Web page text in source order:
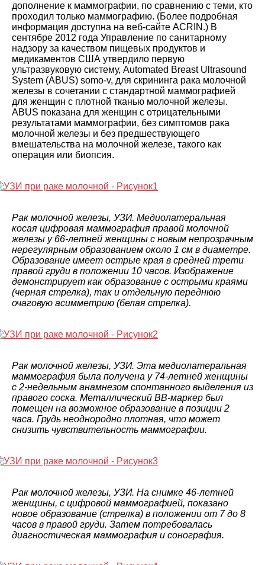
дополнение к маммографии, по сравнению с теми, кто
проходил только маммографию. (Более подробная
информация доступна на веб-сайте ACRIN.) В
сентябре 2012 года Управление по санитарному
надзору за качеством пищевых продуктов и
медикаментов США утвердило первую
ультразвуковую систему, Automated Breast Ultrasound
System (ABUS) somo-v, для скрининга рака молочной
железы в сочетании с стандартной маммографией
для женщин с плотной тканью молочной железы.
ABUS показана для женщин с отрицательными
результатами маммографии, без симптомов рака
молочной железы и без предшествующего
вмешательства на молочной железе, такого как
операция или биопсия.
Рак молочной железы, УЗИ. Медиолатеральная
косая цифровая маммография правой молочной
железы у 66-летней женщины с новым непрозрачным
нерегулярным образованием около 1 см в диаметре.
Образование имеет острые края в средней трети
правой груди в положении 10 часов. Изображение
демонстрирует как образование с острыми краями
(черная стрелка), так и отдельную переднюю
очаговую асимметрию (белая стрелка).
Рак молочной железы, УЗИ. Эта медиолатеральная
маммография была получена у 74-летней женщины
с 2-недельным анамнезом спонтанного выделения из
правого соска. Металлический BB-маркер был
помещен на возможное образование в позиции 2
часа. Грудь неоднородно плотная, что может
снизить чувствительность маммографии.
Рак молочной железы, УЗИ. На снимке 46-летней
женщины, с цифровой маммографией, показано
новое образование (стрелка) в положении от 7 до 8
часов в правой груди. Затем потребовалась
диагностическая маммография и сонография.